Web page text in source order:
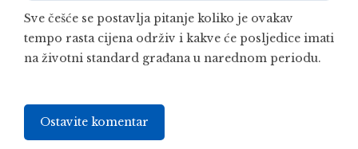
Sve češće se postavlja pitanje koliko je ovakav
tempo rasta cijena održiv i kakve će posljedice imati
na životni standard građana u narednom periodu.
Ostavite komentar